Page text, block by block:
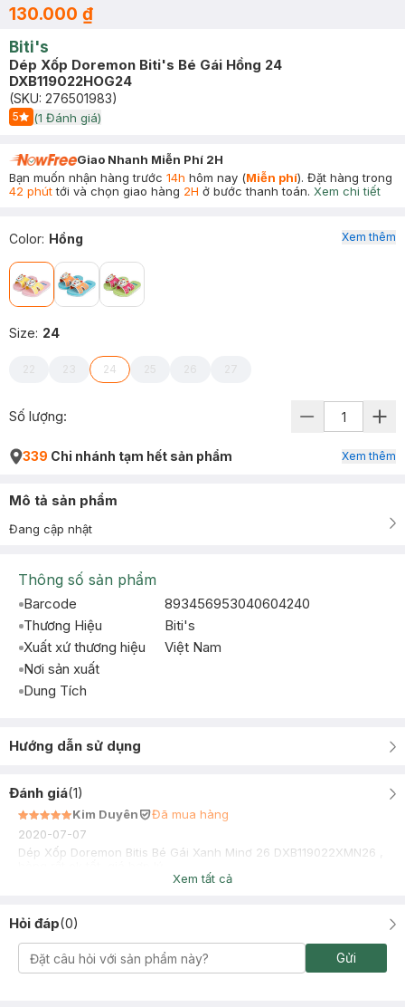
130.000 ₫
Biti's
Dép Xốp Doremon Biti's Bé Gái Hồng 24
DXB119022HOG24
(SKU: 276501983)
5
Start Icon
(1 Đánh giá)
Giao Nhanh Miễn Phí 2H
Bạn muốn nhận hàng trước 14h hôm nay (Miễn phí). Đặt hàng trong
42 phúttới và chọn giao hàng 2H ở bước thanh toán. Xem chi tiết
Color: Hồng
Size: 24
22 23 24 25 26 27
Xem thêm
Số lượng:
339 Chi nhánh tạm hết sản phẩm Xem thêm
Mô tả sản phẩm
Đang cập nhật
Thông số sản phẩm
Barcode
893456953040604240
Thương Hiệu
Biti's
Xuất xứ thương hiệu
Việt Nam
Nơi sản xuất
Dung Tích
Hướng dẫn sử dụng
Đánh giá(1)
Kim Duyên
Đã mua hàng
2020-07-07
Dép Xốp Doremon Bitis Bé Gái Xanh Minơ 26 DXB119022XMN26 ,
Xem tất cả
Hỏi đáp(0)
Gửi